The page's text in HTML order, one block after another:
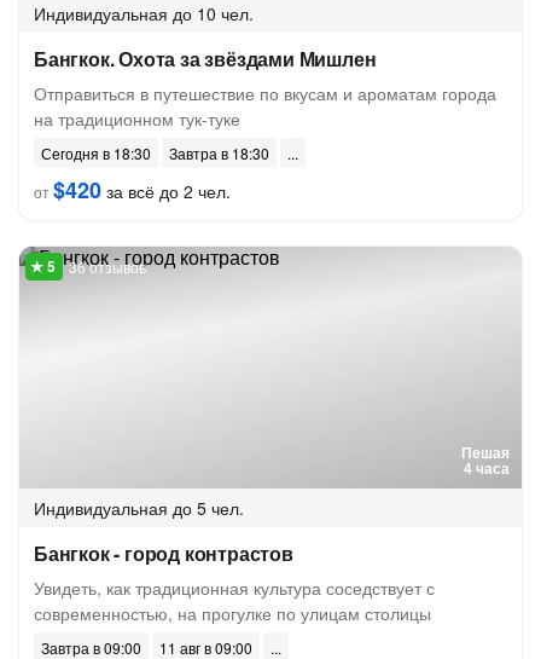
Индивидуальная до 10 чел.
Бангкок. Охота за звёздами Мишлен
Отправиться в путешествие по вкусам и ароматам города
на традиционном тук-туке
Сегодня в 18:30
Завтра в 18:30
от$420 за всё до 2 чел.
Пешая
4 часа
36 отзывов
Индивидуальная до 5 чел.
Бангкок - город контрастов
Увидеть, как традиционная культура соседствует с
современностью, на прогулке по улицам столицы
Завтра в 09:00
11 авг в 09:00